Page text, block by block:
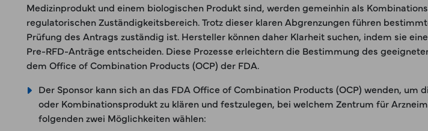
Medizinprodukt und einem biologischen Produkt sind, werden gemeinhin als
regulatorischen Zuständigkeitsbereich. Trotz dieser klaren Abgrenzungen führen
Prüfung des Antrags zuständig ist. Hersteller können daher Klarheit suchen, indem sie
Pre-RFD-Anträge entscheiden. Diese Prozesse erleichtern die Bestimmung des
dem Office of Combination Products (OCP) der FDA.
Der Sponsor kann sich an das FDA Office of Combination Products (OCP) wenden,
oder Kombinationsprodukt zu klären und festzulegen, bei welchem Zentrum für
folgenden zwei Möglichkeiten wählen: